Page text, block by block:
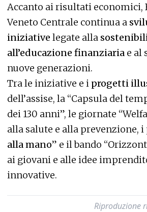
Accanto ai risultati economici,
Veneto Centrale continua a
iniziative legate alla
all’educazione finanziaria e al
nuove generazioni.
Tra le iniziative e i progetti
dell’assise, la “Capsula del
dei 130 anni”, le giornate
alla salute e alla prevenzione, i
alla mano” e il bando
ai giovani e alle idee
innovative.
Riproduzione